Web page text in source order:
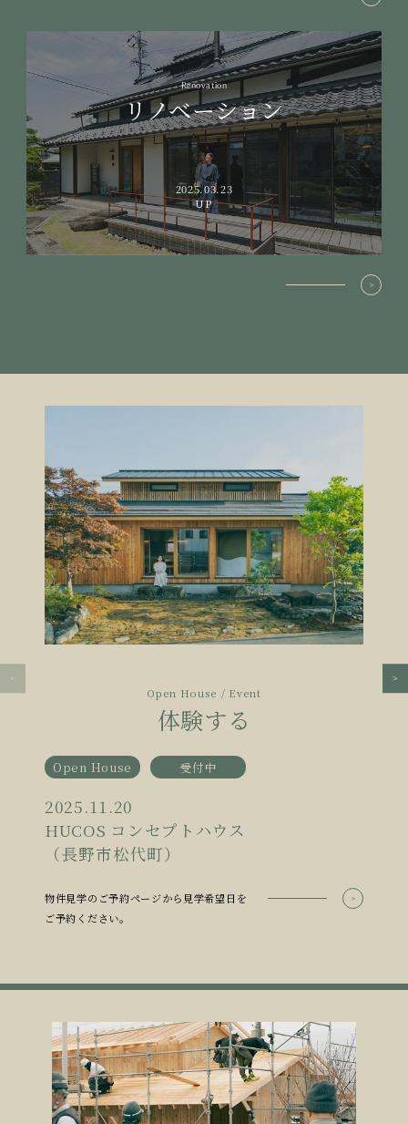
Renovation
リノベーション
2025.03.23
UP
Open House / Event
体験する
Open House 受付中
2025.11.20
HUCOS コンセプトハウス
（長野市松代町）
物件見学のご予約ページから見学希望日を
ご予約ください。